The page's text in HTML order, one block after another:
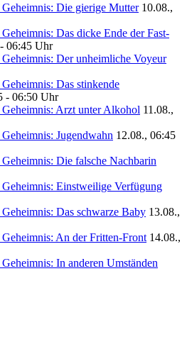
Die gierige Mutter 10.08.,
Das dicke Ende der Fast-
06:45 Uhr
Der unheimliche Voyeur
Das stinkende
- 06:50 Uhr
Arzt unter Alkohol 11.08.,
Jugendwahn 12.08., 06:45
Die falsche Nachbarin
Einstweilige Verfügung
Das schwarze Baby 13.08.,
An der Fritten-Front 14.08.,
In anderen Umständen